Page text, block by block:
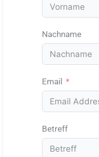
Nachname
Email
Betreff